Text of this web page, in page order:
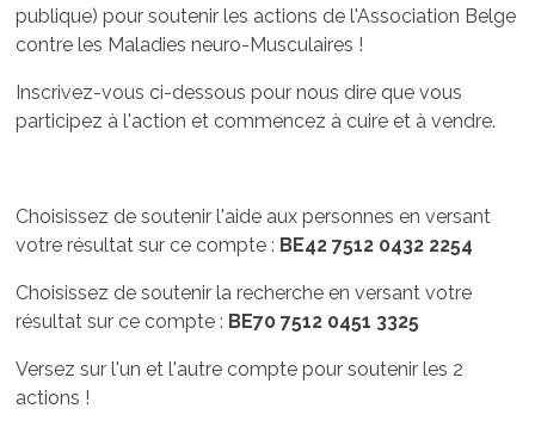
publique) pour soutenir les actions de l'Association Belge
contre les Maladies neuro-Musculaires !
Inscrivez-vous ci-dessous pour nous dire que vous
participez à l'action et commencez à cuire et à vendre.
Choisissez de soutenir l'aide aux personnes en versant
votre résultat sur ce compte : BE42 7512 0432 2254
Choisissez de soutenir la recherche en versant votre
résultat sur ce compte : BE70 7512 0451 3325
Versez sur l'un et l'autre compte pour soutenir les 2
actions !